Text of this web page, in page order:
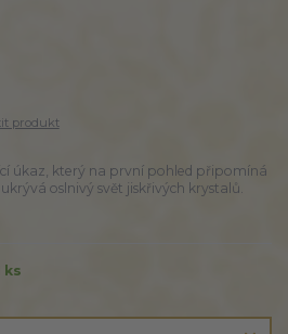
produkt
úkaz, který na první pohled připomíná
oslnivý svět jiskřivých krystalů.
ks